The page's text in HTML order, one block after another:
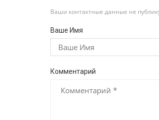
Ваши контактные данные не
Ваше Имя
Комментарий